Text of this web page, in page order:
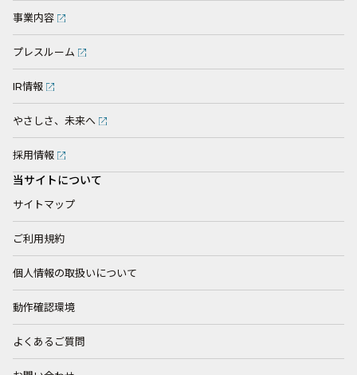
事業内容
プレスルーム
IR情報
やさしさ、未来へ
採用情報
当サイトについて
サイトマップ
ご利用規約
個人情報の取扱いについて
動作確認環境
よくあるご質問